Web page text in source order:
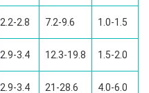
2.2-2.8 7.2-9.6 1.0-1.5
2.9-3.4 12.3-19.8 1.5-2.0
2.9-3.4 21-28.6 4.0-6.0